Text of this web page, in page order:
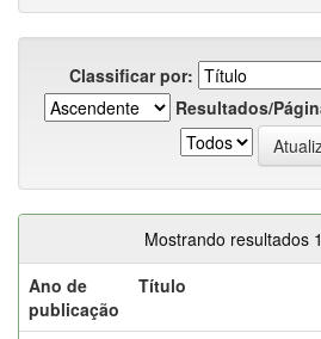
Classificar por:
Resultados/
Mostrando resultados
Ano de
publicação
Título